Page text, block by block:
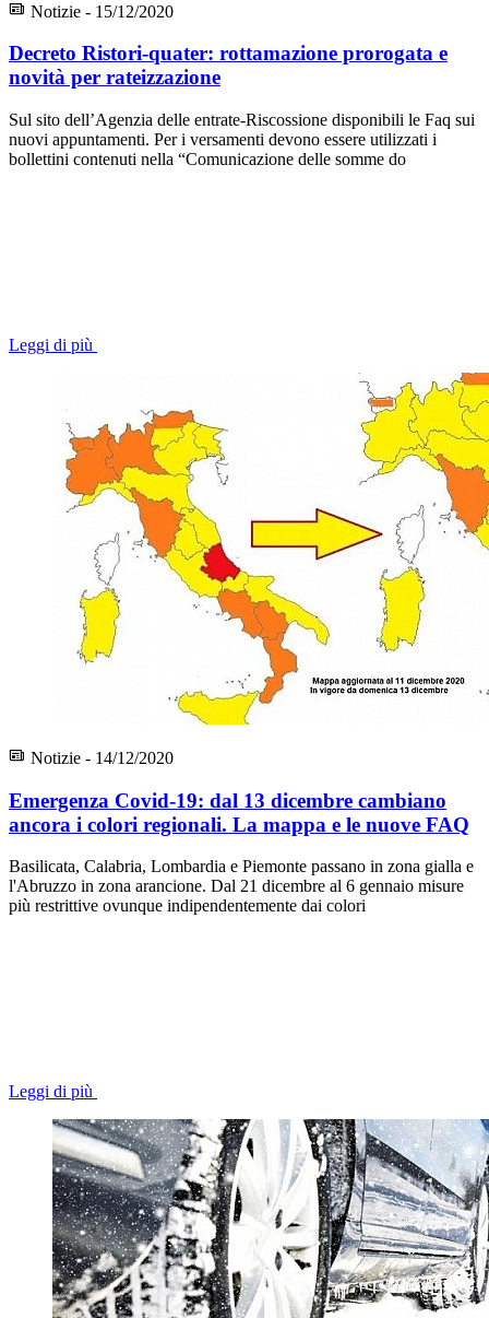
Notizie - 15/12/2020
Decreto Ristori-quater: rottamazione prorogata e
novità per rateizzazione
Sul sito dell’Agenzia delle entrate-Riscossione disponibili le Faq sui
nuovi appuntamenti. Per i versamenti devono essere utilizzati i
bollettini contenuti nella “Comunicazione delle somme do
Leggi di più
Notizie - 14/12/2020
Emergenza Covid-19: dal 13 dicembre cambiano
ancora i colori regionali. La mappa e le nuove FAQ
Basilicata, Calabria, Lombardia e Piemonte passano in zona gialla e
l'Abruzzo in zona arancione. Dal 21 dicembre al 6 gennaio misure
più restrittive ovunque indipendentemente dai colori
Leggi di più